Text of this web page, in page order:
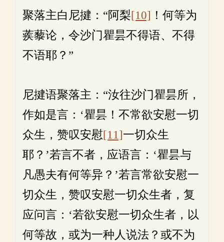
聚落主白尼揵：“阿梨[10] ！何等为
蒺藜论，令沙门瞿昙不得语、不得
不语耶？”
尼揵语聚落主：“汝往沙门瞿昙所，
作如是言：‘瞿昙！不常欲安慰一切
众生，赞叹安慰[11]一切众生
耶？’若言不者，应语言：‘瞿昙与
凡愚夫有何等异？’若言常欲安慰一
切众生，赞叹安慰一切众生者，复
应问言：‘若欲安慰一切众生者，以
何等故，或为一种人说法？或不为